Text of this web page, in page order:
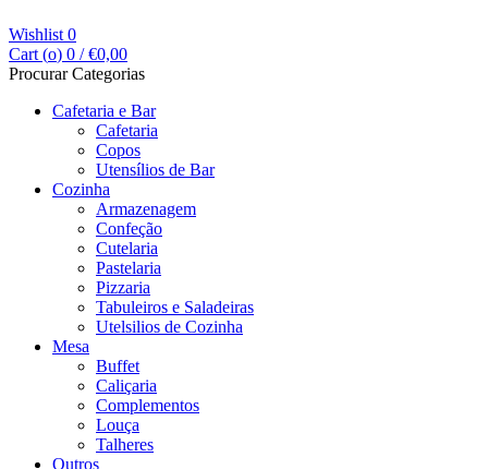
Wishlist 0
Cart (o) 0 / €0,00
Procurar Categorias
Cafetaria e Bar
Cafetaria
Copos
Utensílios de Bar
Cozinha
Armazenagem
Confeção
Cutelaria
Pastelaria
Pizzaria
Tabuleiros e Saladeiras
Utelsilios de Cozinha
Mesa
Buffet
Caliçaria
Complementos
Louça
Talheres
Outros